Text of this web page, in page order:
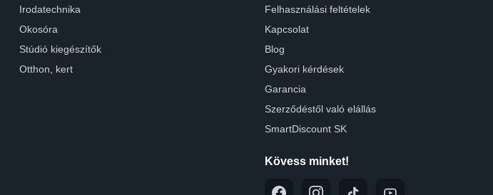
Irodatechnika
Okosóra
Stúdió kiegészítők
Otthon, kert
Felhasználási feltételek
Kapcsolat
Blog
Gyakori kérdések
Garancia
Szerződéstől való elállás
SmartDiscount SK
Kövess minket!